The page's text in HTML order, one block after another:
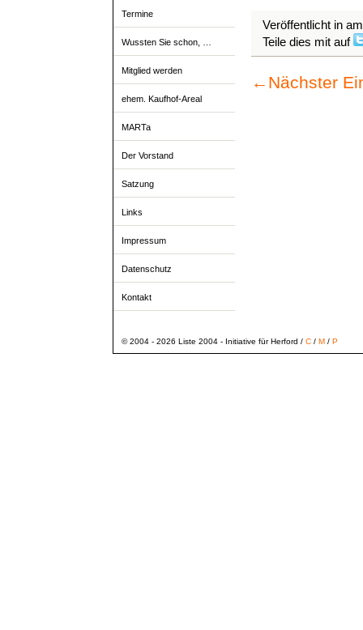
Termine
Wussten Sie schon, …
Mitglied werden
ehem. Kaufhof-Areal
MARTa
Der Vorstand
Satzung
Links
Impressum
Datenschutz
Kontakt
Veröffentlicht in
Teile dies mit auf
← Nächster
© 2004 - 2026 Liste 2004 - Initiative für Herford / C/ M/ P